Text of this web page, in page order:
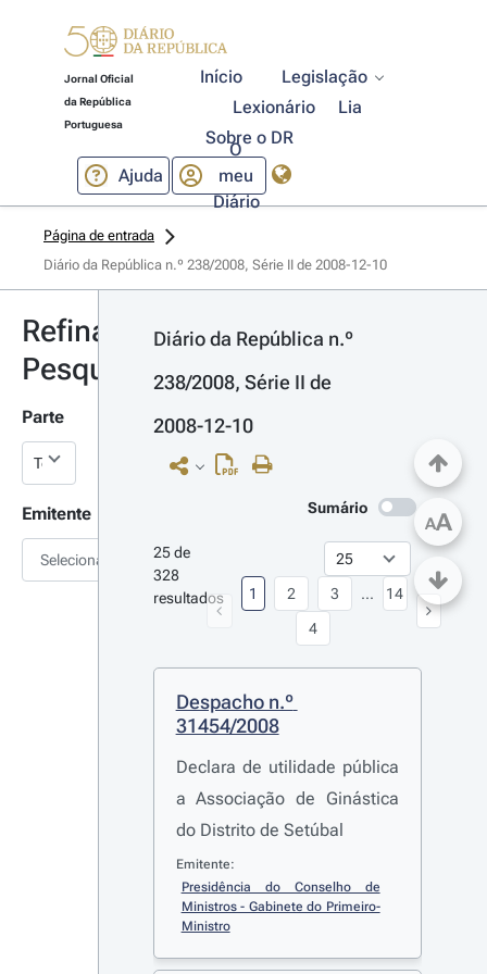
Jornal Oficial
da República
Portuguesa
Início
Legislação
Lexionário
Lia
Sobre o DR
Ajuda
O
meu
Diário
Página de entrada
Diário da República n.º 238/2008, Série II de 2008-12-10
Refinar
Pesquisa
Parte
Emitente
Selecionar
Diário da República n.º
238/2008, Série II de
2008-12-10
Sumário
25 de
328
resultados
1 2
3
4
... 14
Despacho n.º
31454/2008
Declara de utilidade pública
a Associação de Ginástica
do Distrito de Setúbal
Emitente:
Presidência do Conselho de
Ministros - Gabinete do Primeiro-
Ministro
AA